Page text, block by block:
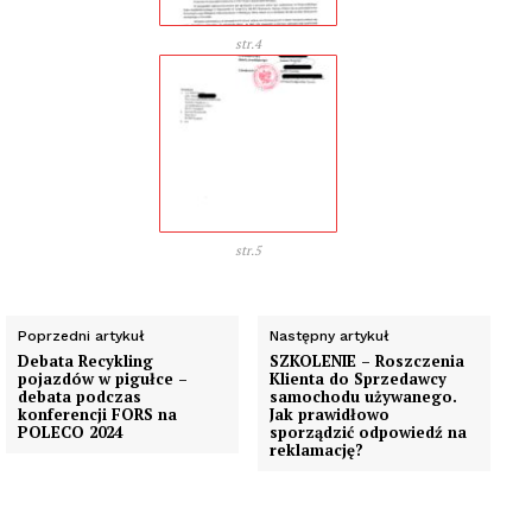
str.4
str.5
Poprzedni artykuł
Debata Recykling
pojazdów w pigułce –
debata podczas
konferencji FORS na
POLECO 2024
Następny artykuł
SZKOLENIE – Roszczenia
Klienta do Sprzedawcy
samochodu używanego.
Jak prawidłowo
sporządzić odpowiedź na
reklamację?